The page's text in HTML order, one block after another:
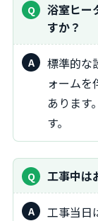
浴室ヒーター取付はどれくらい時間がかかりま
すか？
標準的
ォームを
あります
す。
工事中
工事当日は終わるまで入浴できませんが、1日で